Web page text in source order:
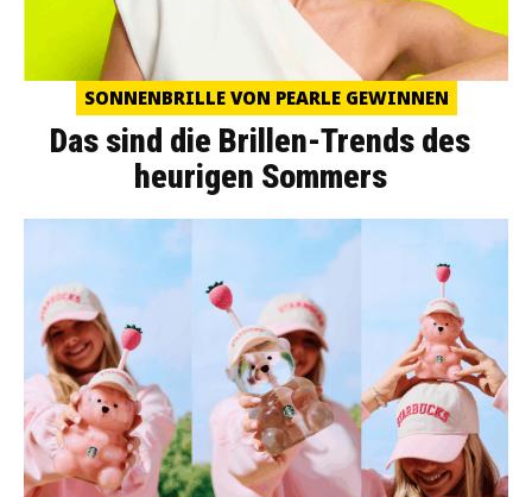
SONNENBRILLE VON PEARLE GEWINNEN
Das sind die Brillen-Trends des
heurigen Sommers